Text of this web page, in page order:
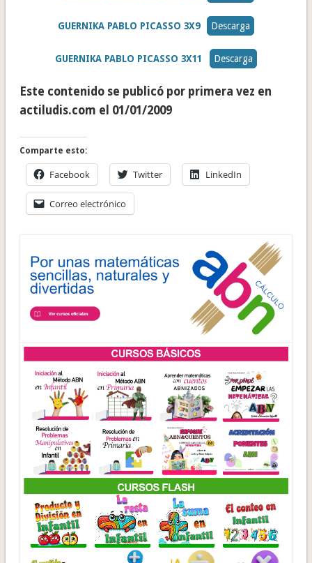
GUERNIKA PABLO PICASSO 3X9 Descarga
GUERNIKA PABLO PICASSO 3X11 Descarga
Este contenido se publicó por primera vez en
actiludis.com el 01/01/2009
Comparte esto:
Facebook Twitter LinkedIn
Correo electrónico